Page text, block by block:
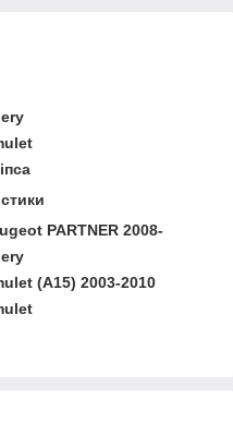
PARTNER 2008-
(A15) 2003-2010